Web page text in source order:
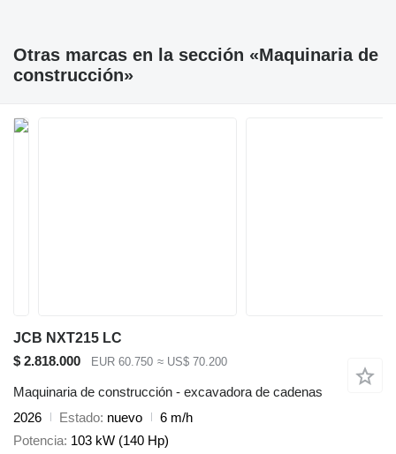
Otras marcas en la sección «Maquinaria de
construcción»
JCB NXT215 LC
$ 2.818.000
EUR 60.750 ≈ US$ 70.200
Maquinaria de construcción - excavadora de cadenas
2026
Estado nuevo
6 m/h
Potencia 103 kW (140 Hp)